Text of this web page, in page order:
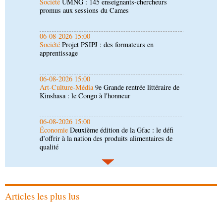
Société Projet PSIPJ : des formateurs en
apprentissage
06-08-2026 15:00
Art-Culture-Média9e Grande rentrée littéraire de
Kinshasa : le Congo à l'honneur
06-08-2026 15:00
ÉconomieDeuxième édition de la Gfac : le défi
d’offrir à la nation des produits alimentaires de
06-08-2026 14:30
Économie Gfac 2026 : des produits locaux dans
les stands, des surgelés dans les assiettes
06-08-2026 14:15
renforce la riposte avec l'appui de l'OMS et
d'Africa CDC
Articles les plus lus